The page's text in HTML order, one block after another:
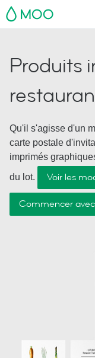
MOO
Produits
Qu'il s'agisse d'un
carte postale
imprimés
du lot.
Voir les
Commencer